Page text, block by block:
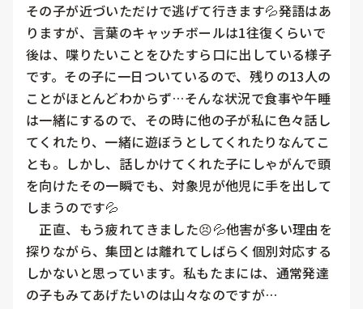
その子が近づいただけで逃げて行きます💦発語はあ
りますが、言葉のキャッチボールは1往復くらいで
後は、喋りたいことをひたすら口に出している様子
です。その子に一日ついているので、残りの13人の
ことがほとんどわからず…そんな状況で食事や午睡
は一緒にするので、その時に他の子が私に色々話し
てくれたり、一緒に遊ぼうとしてくれたりなんてこ
とも。しかし、話しかけてくれた子にしゃがんで頭
を向けたその一瞬でも、対象児が他児に手を出して
しまうのです💦
正直、もう疲れてきました😣💦他害が多い理由を
探りながら、集団とは離れてしばらく個別対応する
しかないと思っています。私もたまには、通常発達
の子もみてあげたいのは山々なのですが…